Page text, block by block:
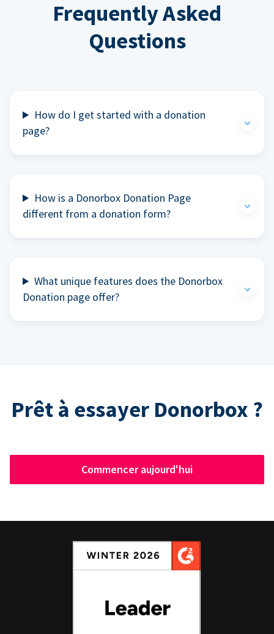
Frequently Asked
Questions
How do I get started with a donation
page?
How is a Donorbox Donation Page
different from a donation form?
What unique features does the Donorbox
Donation page offer?
Prêt à essayer Donorbox ?
Commencer aujourd'hui